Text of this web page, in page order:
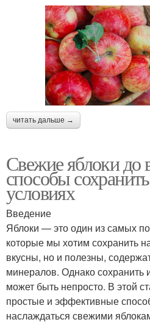
читать дальше →
Свежие яблоки до
способы
условиях
Введение
Яблоки — это один из самых
которые мы хотим сохранить
вкусны, но и полезны,
минералов. Однако сохранить
может быть непросто. В этой
простые и эффективные
наслаждаться свежими